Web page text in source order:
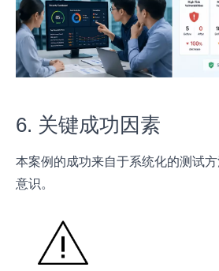
6. 关键成功因素
本案例的成功来自于系统化的测试
意识。